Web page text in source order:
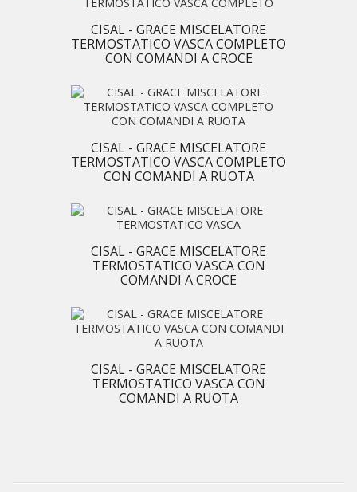
CISAL - GRACE MISCELATORE
TERMOSTATICO VASCA COMPLETO
CON COMANDI A CROCE
CISAL - GRACE MISCELATORE
TERMOSTATICO VASCA COMPLETO
CON COMANDI A RUOTA
CISAL - GRACE MISCELATORE
TERMOSTATICO VASCA CON
COMANDI A CROCE
CISAL - GRACE MISCELATORE
TERMOSTATICO VASCA CON
COMANDI A RUOTA